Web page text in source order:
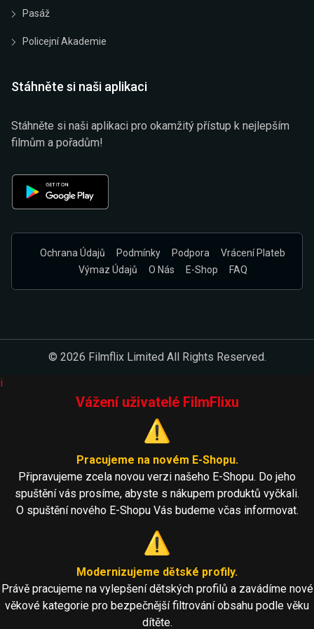
Pasáž
Policejní Akademie
Stáhněte si naši aplikaci
Stáhněte si naši aplikaci pro okamžitý přístup k nejlepším
filmům a pořadům!
Ochrana Údajů Podmínky Podpora
Vrácení Plateb
Výmaz Údajů
O Nás E-Shop FAQ
© 2026 Filmflix Limited All Rights Reserved.
i
Vážení uživatelé FilmFlixu
⚠️
Pracujeme na novém E-Shopu.
Připravujeme zcela novou verzi našeho E-Shopu. Do jeho
spuštění vás prosíme, abyste s nákupem produktů vyčkali.
O spuštění nového E-Shopu Vás budeme včas informovat.
⚠️
Modernizujeme dětské profily.
Právě pracujeme na vylepšení dětských profilů a zavádíme nové
věkové kategorie pro bezpečnější filtrování obsahu podle věku
dítěte.